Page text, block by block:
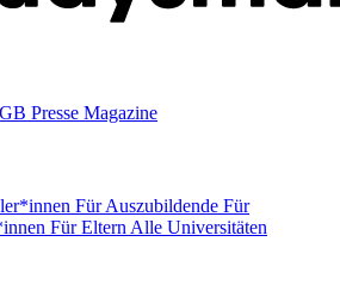
Presse Magazine
Für Auszubildende Für
Für Eltern Alle Universitäten